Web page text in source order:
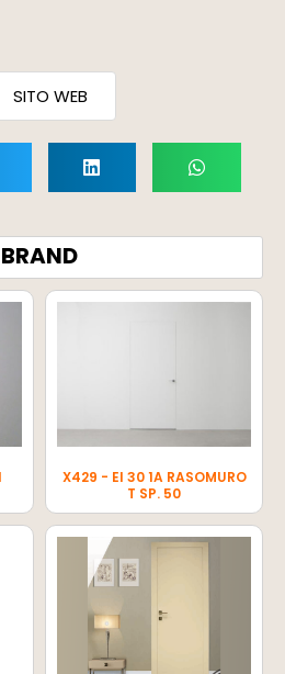
SITO WEB
X429 - EI 30 1A RASOMURO
T SP. 50